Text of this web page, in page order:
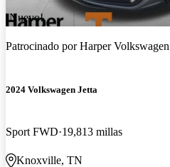
¡Nuevo!
Patrocinado porHarper Volkswagen
2024 Volkswagen Jetta
Sport FWD 19,813 millas
Knoxville, TN